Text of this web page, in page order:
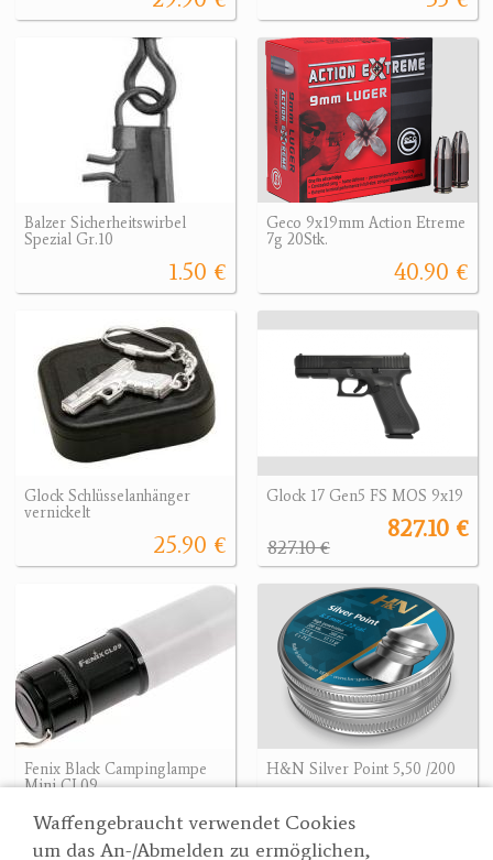
Waffengebraucht verwendet Cookies
um das An-/Abmelden zu ermöglichen,
Balzer Sicherheitswirbel
Spezial Gr.10
1.50 €
Geco 9x19mm Action Etreme
7g 20Stk.
40.90 €
Glock Schlüsselanhänger
vernickelt
25.90 €
Glock 17 Gen5 FS MOS 9x19
827.10 €
827.10 €
Fenix Black Campinglampe
Mini CL09
44.90 €
H&N Silver Point 5,50 /200